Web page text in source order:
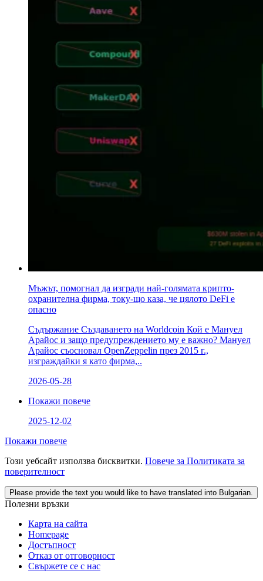
Мъжът, помогнал да изгради най-голямата крипто-
охранителна фирма, току-що каза, че цялото DeFi е
опасно
Съдържание Създаването на Worldcoin Кой е Мануел
Арайос и защо предупреждението му е важно? Мануел
Арайос съосновал OpenZeppelin през 2015 г.,
изграждайки я като фирма,..
2026-05-28
Покажи повече
2025-12-02
Покажи повече
Този уебсайт използва бисквитки. Повече за Политиката за
поверителност
Please provide the text you would like to have translated into Bulgarian.
Полезни връзки
Карта на сайта
Homepage
Достъпност
Отказ от отговорност
Свържете се с нас